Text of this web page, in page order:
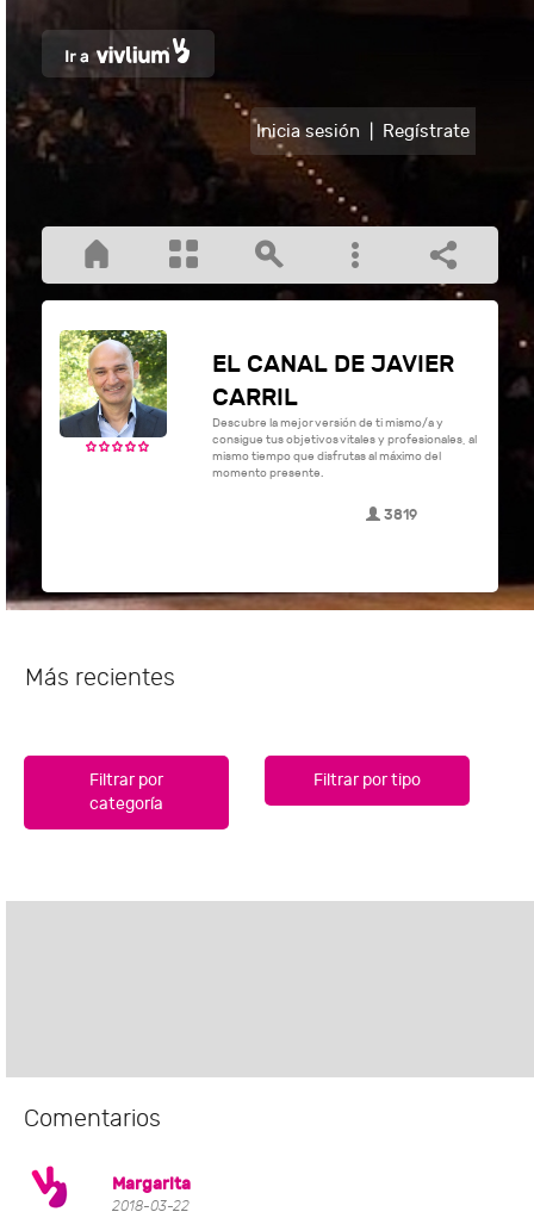
Inicia sesión Regístrate
EL CANAL DE JAVIER
CARRIL
Descubre la mejor versión de ti mismo/a y
consigue tus objetivos vitales y profesionales, al
mismo tiempo que disfrutas al máximo del
momento presente.
3819
Más recientes
Filtrar por
categoría
Filtrar por tipo
Comentarios
Margarita
2018-03-22